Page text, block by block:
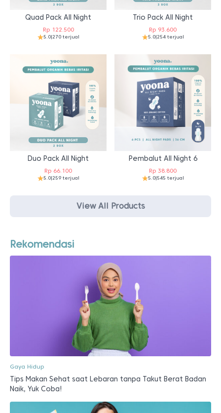
Quad Pack All Night
Rp122.500
5.0|270 terjual
Trio Pack All Night
Rp 93.600
5.0|254 terjual
Duo Pack All Night
Rp 66.100
5.0|259 terjual
Pembalut All Night 6
Rp 38.800
5.0|545 terjual
View All Products
Rekomendasi
Gaya Hidup
Tips Makan Sehat saat Lebaran tanpa Takut Berat Badan
Naik, Yuk Coba!